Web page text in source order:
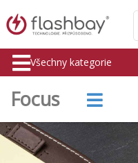
Všechny kategorie
Focus